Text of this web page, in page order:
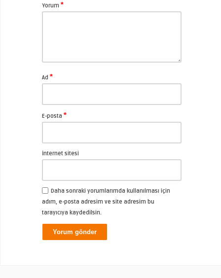
Yorum *
Ad *
E-posta *
İnternet sitesi
Daha sonraki yorumlarımda kullanılması için
adım, e-posta adresim ve site adresim bu
tarayıcıya kaydedilsin.